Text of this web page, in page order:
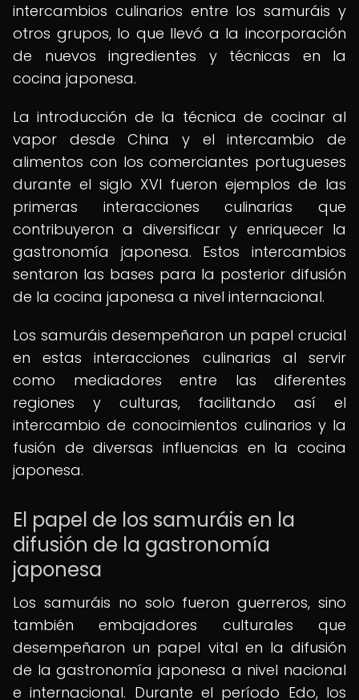
intercambios culinarios entre los samuráis y
otros grupos, lo que llevó a la incorporación
de nuevos ingredientes y técnicas en la
cocina japonesa.
La introducción de la técnica de cocinar al
vapor desde China y el intercambio de
alimentos con los comerciantes portugueses
durante el siglo XVI fueron ejemplos de las
primeras interacciones culinarias que
contribuyeron a diversificar y enriquecer la
gastronomía japonesa. Estos intercambios
sentaron las bases para la posterior difusión
de la cocina japonesa a nivel internacional.
Los samuráis desempeñaron un papel crucial
en estas interacciones culinarias al servir
como mediadores entre las diferentes
regiones y culturas, facilitando así el
intercambio de conocimientos culinarios y la
fusión de diversas influencias en la cocina
japonesa.
El papel de los samuráis en la
difusión de la gastronomía
japonesa
Los samuráis no solo fueron guerreros, sino
también embajadores culturales que
desempeñaron un papel vital en la difusión
de la gastronomía japonesa a nivel nacional
e internacional. Durante el período Edo, los